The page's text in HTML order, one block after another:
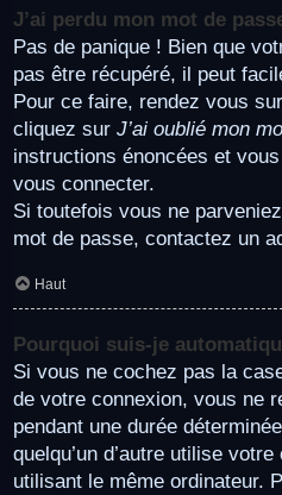
J’ai perdu mon mot de
Pas de panique ! Bien que
pas être récupéré, il peut
Pour ce faire, rendez vous
cliquez sur J’ai oublié mon
instructions énoncées et
vous connecter.
Si toutefois vous ne
mot de passe, contactez un
Haut
Pourquoi suis-je
Si vous ne cochez pas la
de votre connexion, vous ne
pendant une durée
quelqu’un d’autre utilise
utilisant le même ordinateur.